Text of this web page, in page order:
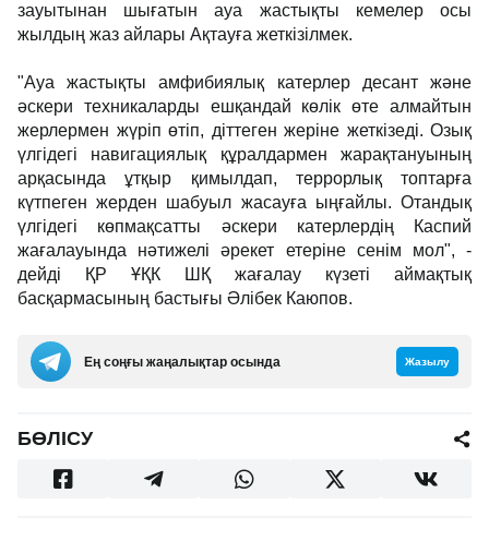
зауытынан шығатын ауа жастықты кемелер осы
жылдың жаз айлары Ақтауға жеткізілмек.
"Ауа жастықты амфибиялық катерлер десант және
әскери техникаларды ешқандай көлік өте алмайтын
жерлермен жүріп өтіп, діттеген жеріне жеткізеді. Озық
үлгідегі навигациялық құралдармен жарақтануының
арқасында ұтқыр қимылдап, террорлық топтарға
күтпеген жерден шабуыл жасауға ыңғайлы. Отандық
үлгідегі көпмақсатты әскери катерлердің Каспий
жағалауында нәтижелі әрекет етеріне сенім мол", -
дейді ҚР ҰҚК ШҚ жағалау күзеті аймақтық
басқармасының бастығы Әлібек Каюпов.
Ең соңғы жаңалықтар осында Жазылу
БӨЛІСУ